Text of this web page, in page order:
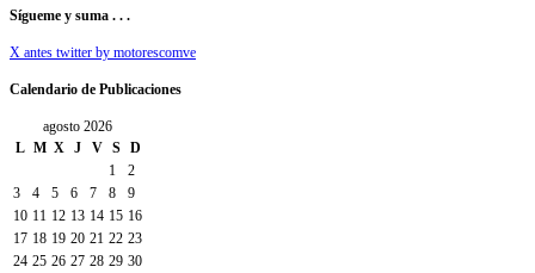
Sígueme y suma . . .
X antes twitter by motorescomve
Calendario de Publicaciones
agosto 2026
L M X J V S
D
1
2
3
4 5 6 7 8
9
10 11 12 13 14 15 16
17 18 19 20 21 22 23
24 25 26 27 28 29 30